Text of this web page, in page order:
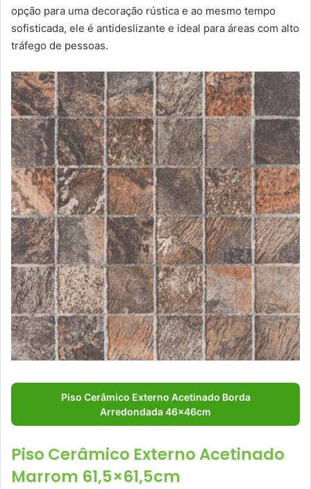
opção para uma decoração rústica e ao mesmo tempo
sofisticada, ele é antideslizante e ideal para áreas com alto
tráfego de pessoas.
Piso Cerâmico Externo Acetinado Borda
Arredondada 46x46cm
Piso Cerâmico Externo Acetinado
Marrom 61,5×61,5cm